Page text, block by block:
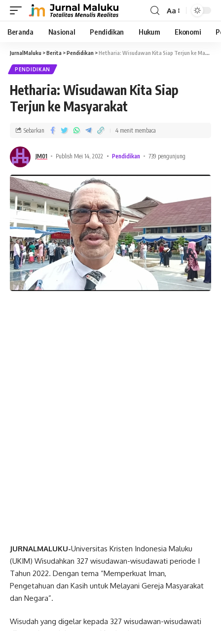
Aa
Beranda Nasional Pendidikan Hukum Ekonomi
JurnalMaluku >Berita >Pendidikan >Hetharia: Wisudawan Kita Siap Terjun ke Masyarakat
PENDIDIKAN
Hetharia: Wisudawan Kita Siap
Terjun ke Masyarakat
JM01 Publish Mei 14, 2022 Pendidikan 739 pengunjung
Sebarkan 4 menit membaca
JURNALMALUKU-Universitas Kristen Indonesia Maluku
(UKIM) Wisudahkan 327 wisudawan-wisudawati periode I
Tahun 2022. Dengan tema “Memperkuat Iman,
Pengetahuan dan Kasih untuk Melayani Gereja Masyarakat
dan Negara”.
Wisudah yang digelar kepada 327 wisudawan-wisudawati